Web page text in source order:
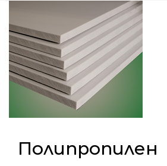
Полипропилен